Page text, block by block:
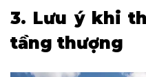
3. Lưu ý khi
tầng thượng